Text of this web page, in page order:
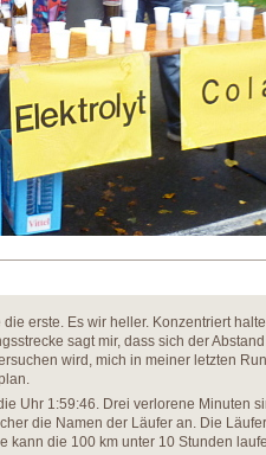
erste. Es wir heller. Konzentriert
sagt mir, dass sich der
wird, mich in meiner letzten
Uhr 1:59:46. Drei verlorene Minuten
die Namen der Läufer an. Die
kann die 100 km unter 10 Stunden